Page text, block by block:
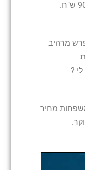
מרהיב
?
מחיר